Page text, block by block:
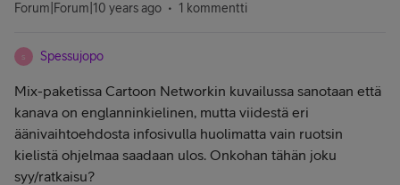
Forum|Forum|10 years ago 1 kommentti
S Spessujopo
Mix-paketissa Cartoon Networkin kuvailussa sanotaan että
kanava on englanninkielinen, mutta viidestä eri
äänivaihtoehdosta infosivulla huolimatta vain ruotsin
kielistä ohjelmaa saadaan ulos. Onkohan tähän joku
syy/ratkaisu?